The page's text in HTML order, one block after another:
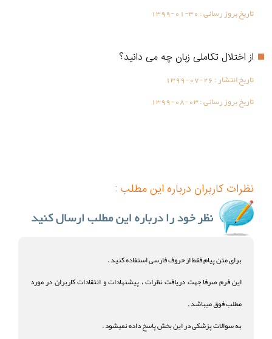
تاریخ بروز رسانی :1399-01-30
از اختلال تکاملی زبان چه می دانید؟
تاریخ انتشار :1399-07-26
تاریخ بروز رسانی :1399-08-03
نظرات کاربران درباره این مطلب :
برای متن پیام فقط از حروف فارسی استفاده کنید .
این فرم صرفا جهت دریافت نظرات ، پیشنهادات و انتقادات کاربران در مورد
مطلب فوق میباشد .
به سوالات پزشکی در این بخش پاسخ داده نمیشود .